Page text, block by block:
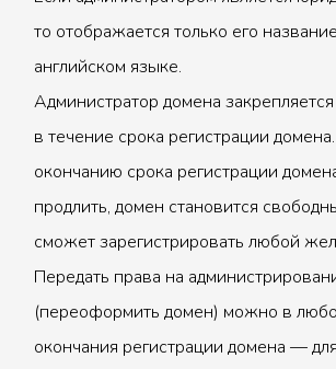
то отображается только его
английском языке.
Администратор домена
в течение срока регистрации
окончанию срока регистрации
продлить, домен становится
сможет зарегистрировать любой
Передать права на
(переоформить домен) можно в
окончания регистрации домена —